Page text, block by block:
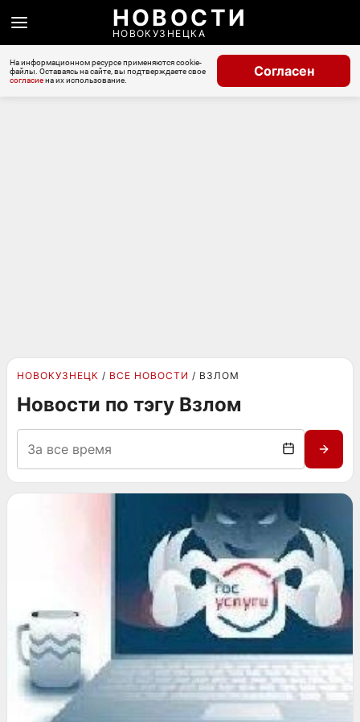
НОВОСТИ
НОВОКУЗНЕЦКА
На информационном ресурсе применяются cookie-
файлы. Оставаясь на сайте, вы подтверждаете свое
согласиена их использование.
Согласен
НОВОКУЗНЕЦК ВСЕ НОВОСТИ ВЗЛОМ
Новости по тэгу Взлом